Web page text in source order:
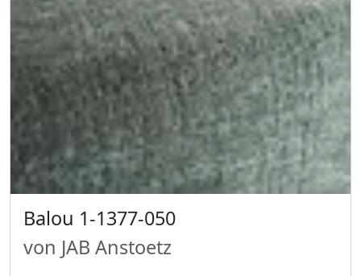
Balou 1-1377-050
von JAB Anstoetz